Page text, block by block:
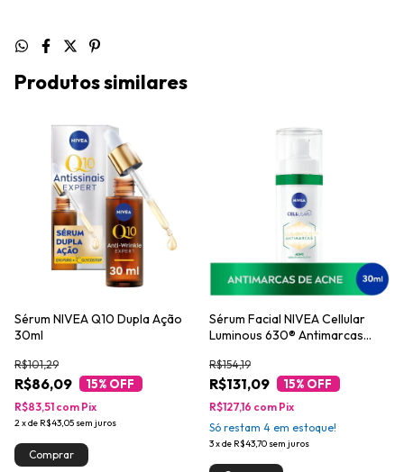
Produtos similares
Sérum NIVEA Q10 Dupla Ação
30ml
R$86,09
R$101,29
15% OFF
2xde R$43,05 sem juros
R$83,51 com Pix
Sérum Facial NIVEA Cellular
Luminous 630® Antimarcas
R$131,09
R$154,19
15% OFF
3xde R$43,70 sem juros
R$127,16 com Pix
Só restam 4 em estoque!